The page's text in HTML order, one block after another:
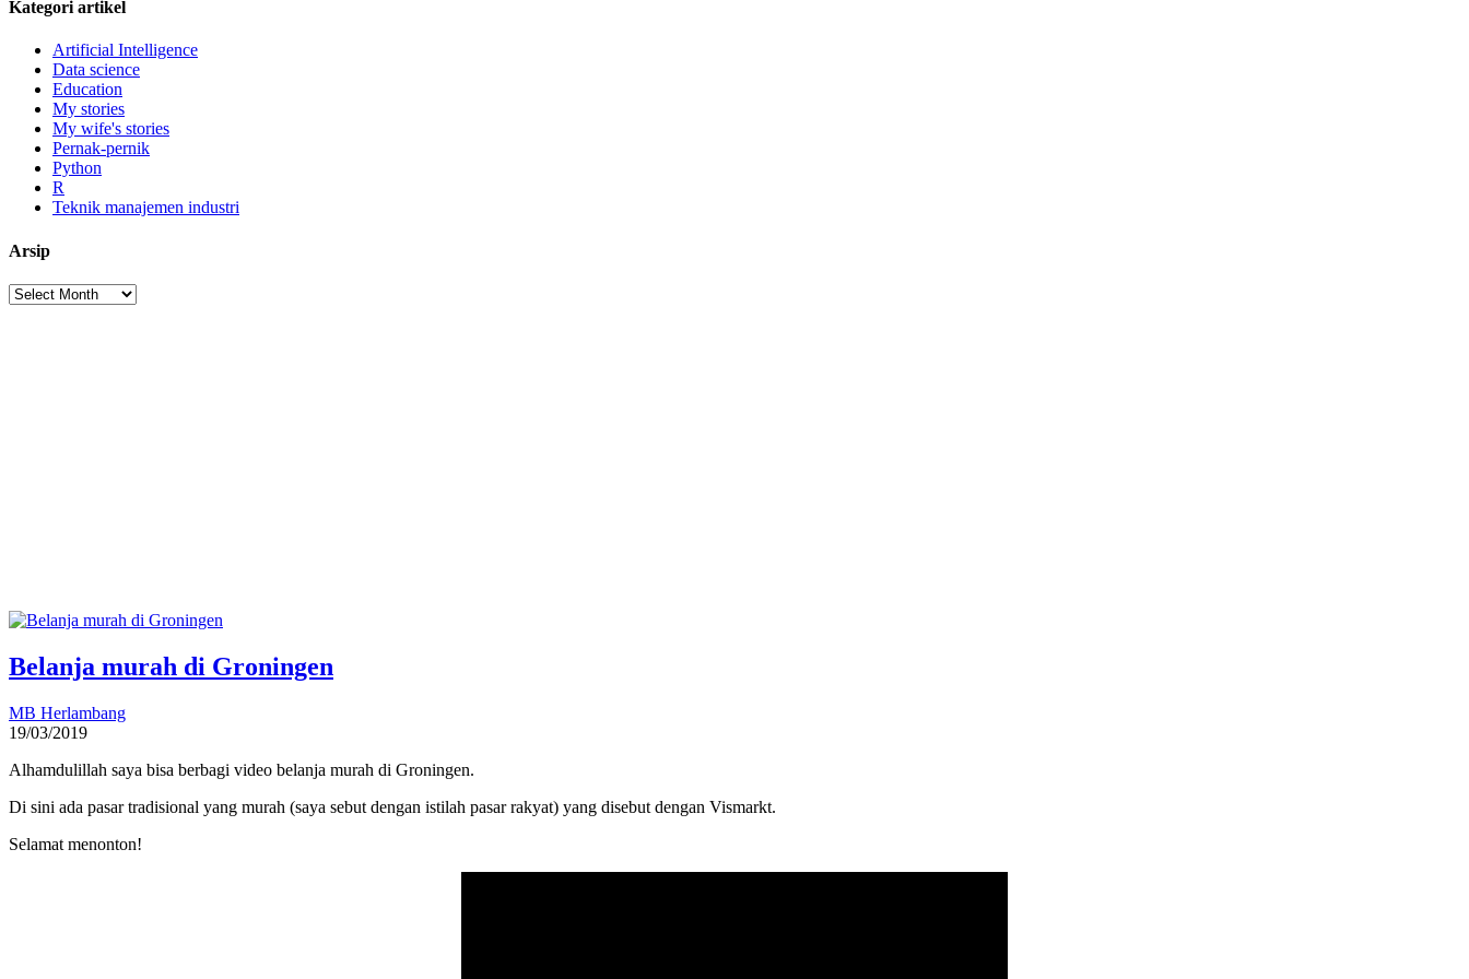
Kategori artikel
Artificial Intelligence
Data science
Education
My stories
My wife's stories
Pernak-pernik
Python
R
Teknik manajemen industri
Arsip
Arsip
Belanja murah di Groningen
MB Herlambang
19/03/2019
Alhamdulillah saya bisa berbagi video belanja murah di Groningen.
Di sini ada pasar tradisional yang murah (saya sebut dengan istilah pasar rakyat) yang disebut dengan Vismarkt.
Selamat menonton!